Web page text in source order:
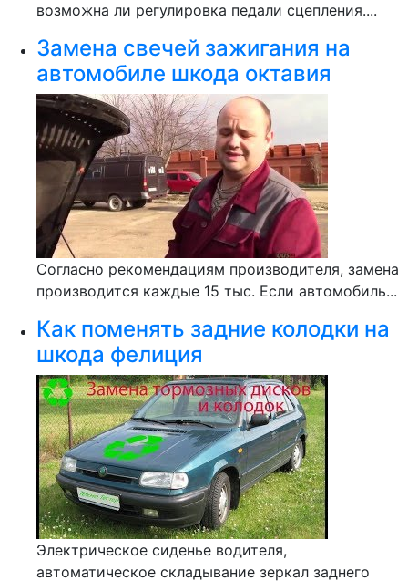
возможна ли регулировка педали сцепления....
Замена свечей зажигания на
автомобиле шкода октавия
Согласно рекомендациям производителя, замена
производится каждые 15 тыс. Если автомобиль...
Как поменять задние колодки на
шкода фелиция
Электрическое сиденье водителя,
автоматическое складывание зеркал заднего